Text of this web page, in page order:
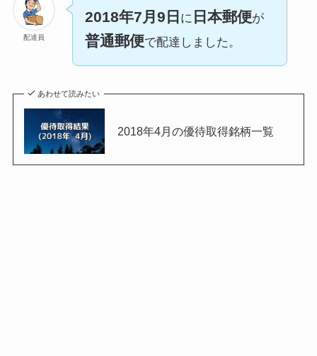
配達員
2018年7月9日 に 日本郵便が
普通郵便で配達しました。
あわせて読みたい
2018年4月の優待取得銘柄一覧